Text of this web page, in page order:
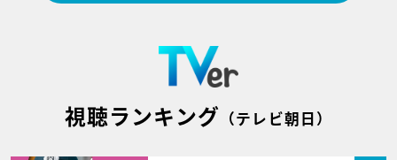
視聴ランキング （テレビ朝日）